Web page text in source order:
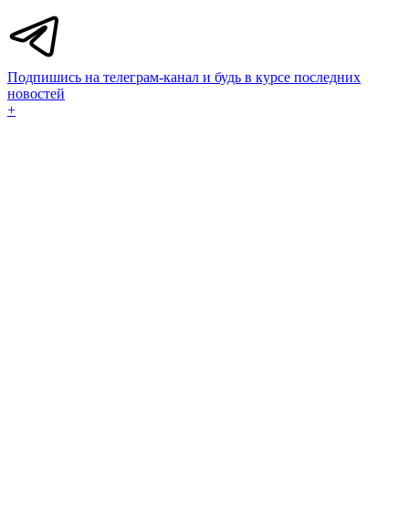
Подпишись на телеграм-канал и будь в курсе последних
новостей
+